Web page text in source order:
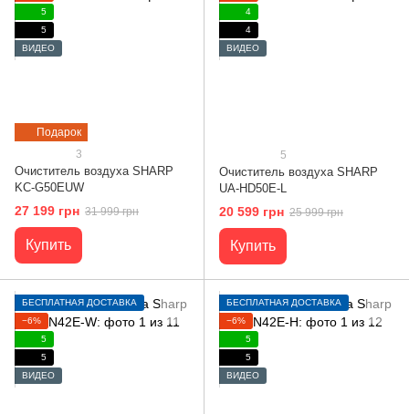
Подарок
5
5
ВИДЕО
3
Очиститель воздуха SHARP
KC-G50EUW
27 199 грн 31 999 грн
Купить
4
4
ВИДЕО
5
Очиститель воздуха SHARP
UA-HD50E-L
20 599 грн 25 999 грн
Купить
БЕСПЛАТНАЯ ДОСТАВКА
−6%
5
5
ВИДЕО
БЕСПЛАТНАЯ ДОСТАВКА
−6%
5
5
ВИДЕО